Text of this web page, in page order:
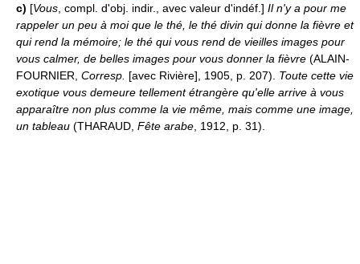
c) [Vous , compl. d'obj. indir., avec valeur d'indéf.] Il n'y a pour me
rappeler un peu à moi que le thé, le thé divin qui donne la fièvre et
qui rend la mémoire; le thé qui vous rend de vieilles images pour
vous calmer, de belles images pour vous donner la fièvre (ALAIN-
FOURNIER, Corresp. [avec Rivière], 1905, p. 207). Toute cette vie
exotique vous demeure tellement étrangère qu'elle arrive à vous
apparaître non plus comme la vie même, mais comme une image,
un tableau (THARAUD, Fête arabe , 1912, p. 31).